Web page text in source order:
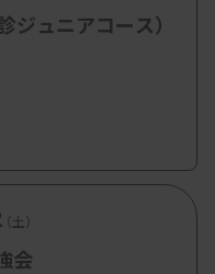
ジュニアコース）
（土）
会